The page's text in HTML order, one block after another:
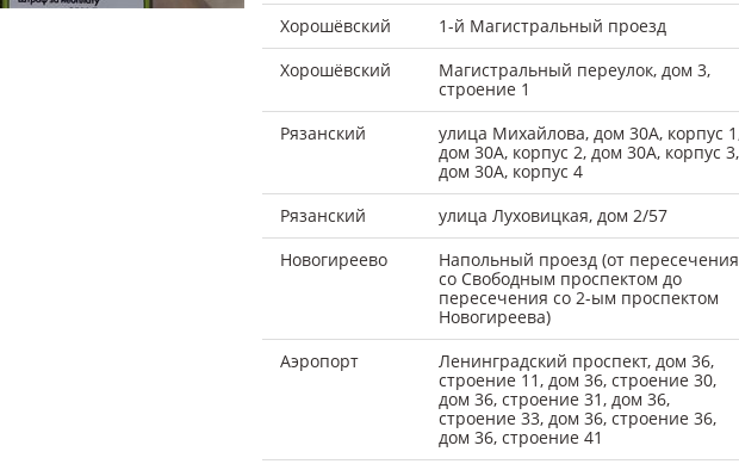
Хорошёвский 1-й Магистральный проезд
Хорошёвский
Магистральный переулок, дом 3,
строение 1
Рязанский
улица Михайлова, дом 30А, корпус
дом 30А, корпус 2, дом 30А, корпус 3,
дом 30А, корпус 4
Рязанский улица Луховицкая, дом 2/57
Новогиреево
Напольный проезд (от пересечения
со Свободным проспектом до
пересечения со 2-ым проспектом
Новогиреева)
Аэропорт
Ленинградский проспект, дом 36,
строение 11, дом 36, строение 30,
дом 36, строение 31, дом 36,
строение 33, дом 36, строение 36,
дом 36, строение 41